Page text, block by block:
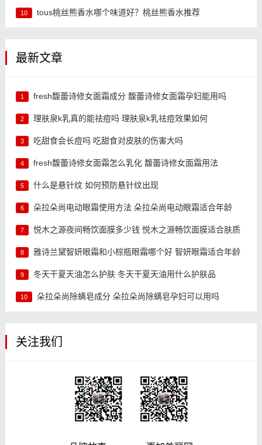
10 tous桃丝熊香水哪个味道好？桃丝熊香水推荐
最新文章
1 fresh馥蕾诗修女面霜成分 馥蕾诗修女面霜孕妇能用吗
2 理肤泉k乳真的能祛痘吗 理肤泉k乳祛痘效果如何
3 吃甜食会长痘吗 吃甜食对皮肤的伤害大吗
4 fresh馥蕾诗修女面霜怎么乳化 馥蕾诗修女面霜用法
5 什么是悬针纹 如何预防悬针纹出现
6 朵拉朵尚电动眼霜使用方法 朵拉朵尚电动眼霜适合年龄
7 悦木之源夜间畅饮面膜多少钱 悦木之源畅饮面膜适合肤质
8 雅诗兰黛智妍眼霜和小棕瓶眼霜哪个好 智妍眼霜适合年龄
9 冬天干夏天油怎么护肤 冬天干夏天油用什么护肤品
10 朵拉朵尚除螨皂成分 朵拉朵尚除螨皂孕妇可以用吗
关注我们